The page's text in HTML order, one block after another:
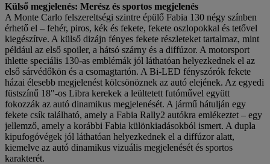
Külső megjelenés: Merész és sportos megjelenés
A Monte Carlo felszereltségi szintre épülő Fabia 130 négy színben
érhető el – fehér, piros, kék és fekete, fekete oszlopokkal és tetővel
kiegészítve. A külső dizájn fényes fekete részleteket tartalmaz, mint
például az első spoiler, a hátsó szárny és a diffúzor. A motorsport
ihlette speciális 130-as emblémák jól láthatóan helyezkednek el az
első sárvédőkön és a csomagtartón. A Bi-LED fényszórók fekete
házai élesebb megjelenést kölcsönöznek az autó elejének. Az egyedi
füstszínű 18"-os Libra kerekek a leültetett futóművel együtt
fokozzák az autó dinamikus megjelenését. A jármű hátulján egy
fekete csík található, amely a Fabia Rally2 autókra emlékeztet – egy
jellemző, amely a korábbi Fabia különkiadásokból ismert. A dupla
kipufogóvégek jól láthatóan helyezkednek el a diffúzor alatt,
kiemelve az autó dinamikus vizuális megjelenését és sportos
karakterét.